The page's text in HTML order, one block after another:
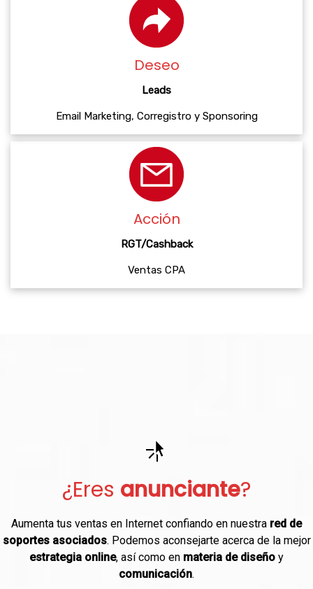
Deseo
Leads
Email Marketing, Corregistro y Sponsoring
Acción
RGT/Cashback
Ventas CPA
¿Eres anunciante?
Aumenta tus ventas en Internet confiando en nuestra red de
soportes asociados. Podemos aconsejarte acerca de la mejor
estrategia online, así como en materia de diseño y
comunicación.